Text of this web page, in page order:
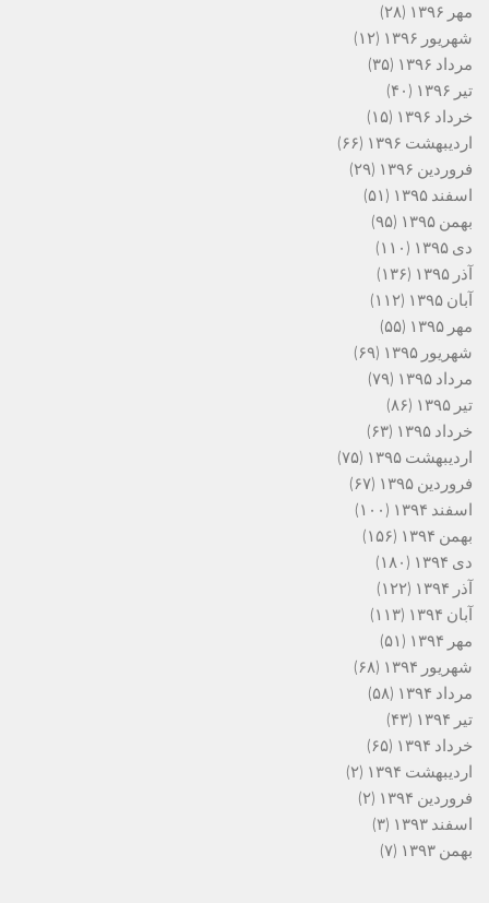
مهر ۱۳۹۶
(۲۸)
شهریور ۱۳۹۶
(۱۲)
مرداد ۱۳۹۶
(۳۵)
تیر ۱۳۹۶
(۴۰)
خرداد ۱۳۹۶
(۱۵)
اردیبهشت ۱۳۹۶
(۶۶)
فروردین ۱۳۹۶
(۲۹)
اسفند ۱۳۹۵
(۵۱)
بهمن ۱۳۹۵
(۹۵)
دی ۱۳۹۵
(۱۱۰)
آذر ۱۳۹۵
(۱۳۶)
آبان ۱۳۹۵
(۱۱۲)
مهر ۱۳۹۵
(۵۵)
شهریور ۱۳۹۵
(۶۹)
مرداد ۱۳۹۵
(۷۹)
تیر ۱۳۹۵
(۸۶)
خرداد ۱۳۹۵
(۶۳)
اردیبهشت ۱۳۹۵
(۷۵)
فروردین ۱۳۹۵
(۶۷)
اسفند ۱۳۹۴
(۱۰۰)
بهمن ۱۳۹۴
(۱۵۶)
دی ۱۳۹۴
(۱۸۰)
آذر ۱۳۹۴
(۱۲۲)
آبان ۱۳۹۴
(۱۱۳)
مهر ۱۳۹۴
(۵۱)
شهریور ۱۳۹۴
(۶۸)
مرداد ۱۳۹۴
(۵۸)
تیر ۱۳۹۴
(۴۳)
خرداد ۱۳۹۴
(۶۵)
اردیبهشت ۱۳۹۴
(۲)
فروردین ۱۳۹۴
(۲)
اسفند ۱۳۹۳
(۳)
بهمن ۱۳۹۳
(۷)